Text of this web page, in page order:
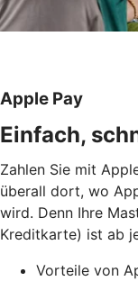
Apple Pay
Einfach,
Zahlen Sie mit
überall dort, wo
wird. Denn Ihre
Kreditkarte) ist ab
Vorteile von